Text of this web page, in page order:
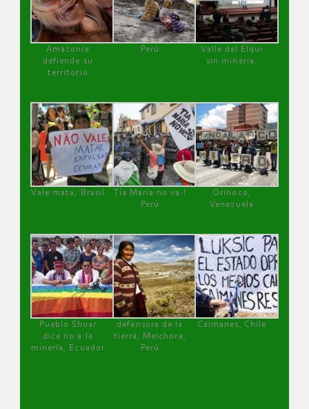
Amazonía
defiende su
territorio
Perú
Valle del Elqui
sin minería.
Vale mata, Brasil
Tía María no va !
Perú
Orinoco,
Venezuela
Pueblo Shuar
dice no a la
minería, Ecuador
defensora de la
tierra, Melchora,
Perú
Caimanes, Chile